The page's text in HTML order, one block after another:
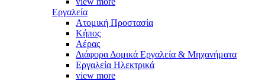
Εργαλεία
Aτομική Προστασία
Kήπος
Αέρας
Διάφορα Δομικά Εργαλεία & Μηχανήματα
Εργαλεία Ηλεκτρικά
view more